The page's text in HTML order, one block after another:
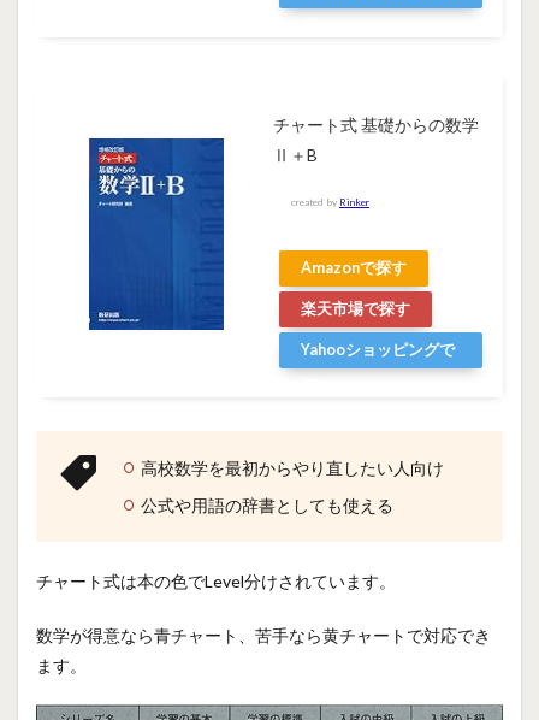
チャート式 基礎からの数学
Ⅱ＋B
created by Rinker
Amazonで探す
楽天市場で探す
Yahooショッピングで
高校数学を最初からやり直したい人向け
公式や用語の辞書としても使える
チャート式は本の色でLevel分けされています。
数学が得意なら青チャート、苦手なら黄チャートで対応でき
ます。